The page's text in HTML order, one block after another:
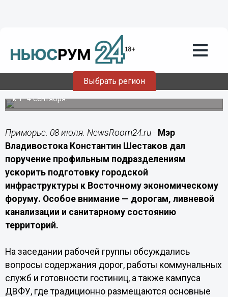
Выбрать регион
08.07.202612:40
Шестаков поручил подготовить дороги
и ливнёвки Владивостока к ВЭФ-2026
Глава города потребовал оперативно завершить работы
к 1–4 сентября.
Приморье. 08 июля. NewsRoom24.ru - Мэр
Владивостока Константин Шестаков дал
поручение профильным подразделениям
ускорить подготовку городской
инфраструктуры к Восточному экономическому
форуму. Особое внимание — дорогам, ливневой
канализации и санитарному состоянию
территорий.
На заседании рабочей группы обсуждались
вопросы содержания дорог, работы коммунальных
служб и готовности гостиниц, а также кампуса
ДВФУ, где традиционно размещаются основные